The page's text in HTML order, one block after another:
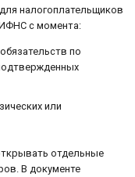
налогоплательщиков
ИФНС с момента:
по
или
отдельные
В документе